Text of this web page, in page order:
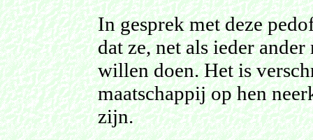
In gesprek met deze
dat ze, net als ieder
willen doen. Het is
maatschappij op hen
zijn.